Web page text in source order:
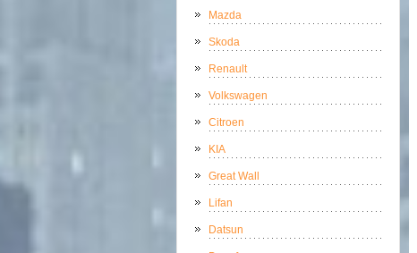
Mazda
Skoda
Renault
Volkswagen
Citroen
KIA
Great Wall
Lifan
Datsun